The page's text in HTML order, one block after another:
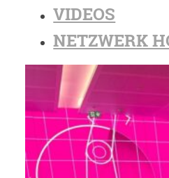
VIDEOS
NETZWERK